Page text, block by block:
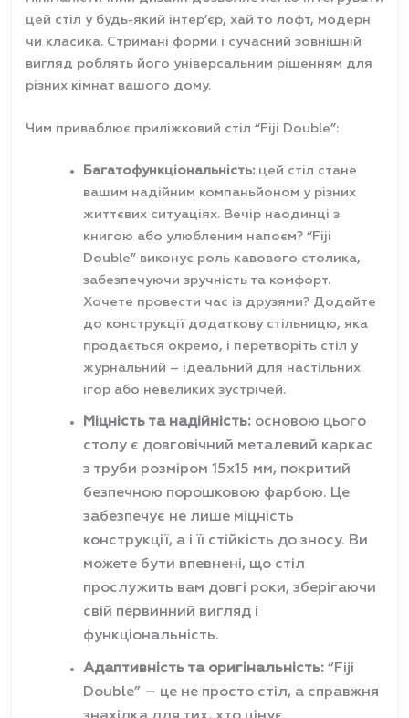
цей стіл у будь-який інтер’єр, хай то лофт, модерн
чи класика. Стримані форми і сучасний зовнішній
вигляд роблять його універсальним рішенням для
різних кімнат вашого дому.
Чим приваблює приліжковий стіл “Fiji Double”:
Багатофункціональність: цей стіл стане
вашим надійним компаньйоном у різних
життєвих ситуаціях. Вечір наодинці з
книгою або улюбленим напоєм? “Fiji
Double” виконує роль кавового столика,
забезпечуючи зручність та комфорт.
Хочете провести час із друзями? Додайте
до конструкції додаткову стільницю, яка
продається окремо, і перетворіть стіл у
журнальний – ідеальний для настільних
ігор або невеликих зустрічей.
Міцність та надійність: основою цього
столу є довговічний металевий каркас
з труби розміром 15х15 мм, покритий
безпечною порошковою фарбою. Це
забезпечує не лише міцність
конструкції, а і її стійкість до зносу. Ви
можете бути впевнені, що стіл
прослужить вам довгі роки, зберігаючи
свій первинний вигляд і
функціональність.
Адаптивність та оригінальність: “Fiji
Double” – це не просто стіл, а справжня